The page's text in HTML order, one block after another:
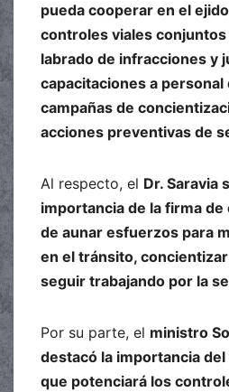
pueda cooperar en el
controles viales
labrado de infracciones y
capacitaciones a
campañas de
acciones preventivas de
Al respecto, el Dr. Saravia
importancia de la firma
de aunar esfuerzos para
en el tránsito,
seguir trabajando por la
Por su parte, el ministro
destacó la importancia
que potenciará los